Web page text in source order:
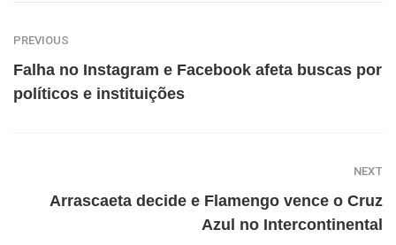
PREVIOUS
Falha no Instagram e Facebook afeta buscas por
políticos e instituições
NEXT
Arrascaeta decide e Flamengo vence o Cruz
Azul no Intercontinental